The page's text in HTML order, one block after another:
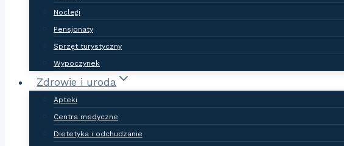
Noclegi
Pensjonaty
Sprzęt turystyczny
Wypoczynek
Zdrowie i uroda
Apteki
Centra medyczne
Dietetyka i odchudzanie